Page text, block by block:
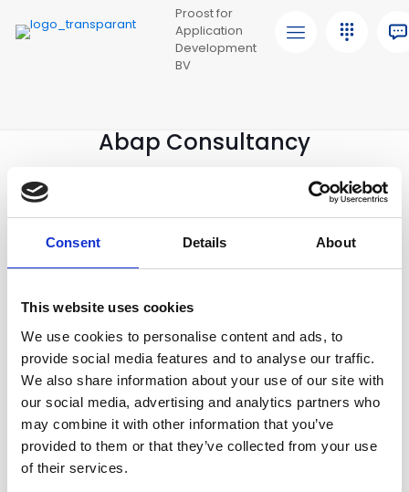
Consent Details About
This website uses cookies
We use cookies to personalise content and ads, to
provide social media features and to analyse our traffic.
We also share information about your use of our site with
our social media, advertising and analytics partners who
may combine it with other information that you’ve
provided to them or that they’ve collected from your use
of their services.
Proost for
Application
Development
BV
Abap Consultancy
Met meer dan 15 jaar ervaring in ABAP-
softwareontwikkeling op het SAP NetWeaver-platform,
hebben we een uitgebreide expertise opgebouwd in de
volgende technieken en aspecten:
ABAP Webdynpro / UIbb / Floorplan
Implicit and Explicite Enhancements
OO-ABAP
IDoc
Webservices
Smartforms / sap script